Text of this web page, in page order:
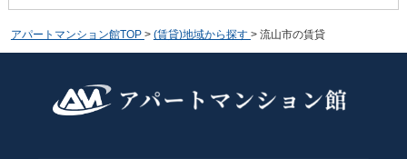
アパートマンション館TOP > (賃貸)地域から探す > 流山市の賃貸